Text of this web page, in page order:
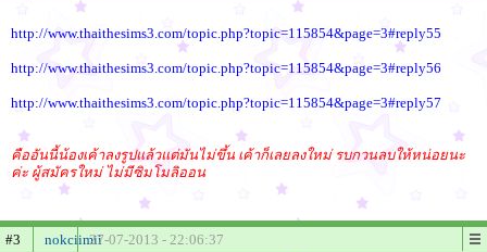
http://www.thaithesims3.com/topic.php?topic=115854&page=3#reply55
http://www.thaithesims3.com/topic.php?topic=115854&page=3#reply56
http://www.thaithesims3.com/topic.php?topic=115854&page=3#reply57
คืออันนี้น้องเค้าลงรูปแล้วแต่มันไม่ขึ้น เค้าก็เลยลงใหม่ รบกวนลบให้หน่อยนะ
ค่ะ ผู้สมัครใหม่ ไม่มีซิมโมลิออน
#3 nokciimii27-07-2013 - 22:06:37